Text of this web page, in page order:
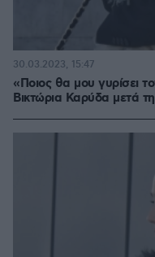
«Ποιος θα μου γυρίσει
Βικτώρια Καρύδα μετά
30.03.2023, 15:47